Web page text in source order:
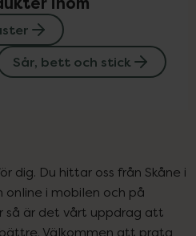
Sår, bett och stick
dig. Du hittar oss från Skåne i
online i mobilen och på
så är det vårt uppdrag att
Välkommen att prata